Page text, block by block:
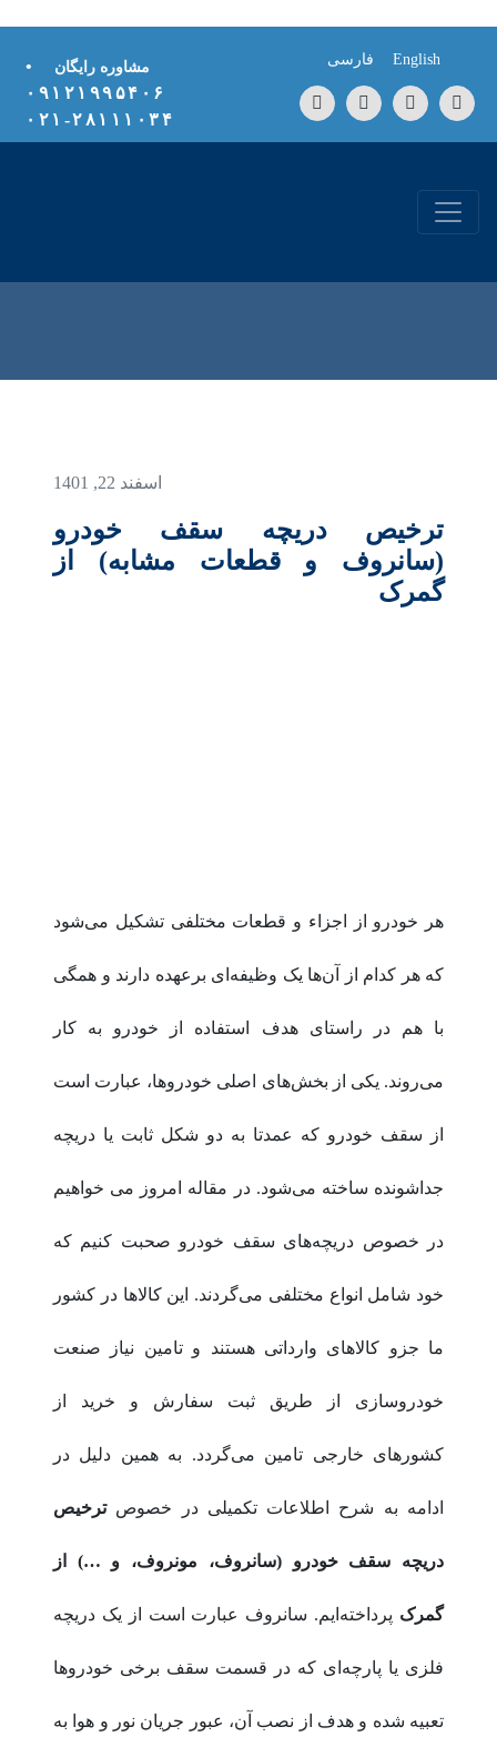
English فارسی مشاوره رایگان
•
۰۹۱۲۱۹۹۵۴۰۶
۲۸۱۱۱۰۳۴-۰۲۱
اسفند 22, 1401
ترخیص دریچه سقف خودرو
(سانروف و قطعات مشابه) از
گمرک
هر خودرو از اجزاء و قطعات مختلفی تشکیل می‌شود
که هر کدام از آن‌ها یک وظیفه‌ای برعهده دارند و همگی
با هم در راستای هدف استفاده از خودرو به کار
می‌روند. یکی از بخش‌های اصلی خودروها، عبارت است
از سقف خودرو که عمدتا به دو شکل ثابت یا دریچه
جداشونده ساخته می‌شود. در مقاله امروز می خواهیم
در خصوص دریچه‌های سقف خودرو صحبت کنیم که
خود شامل انواع مختلفی می‌گردند. این کالاها در کشور
ما جزو کالاهای وارداتی هستند و تامین نیاز صنعت
خودروسازی از طریق ثبت سفارش و خرید از
کشورهای خارجی تامین می‌گردد. به همین دلیل در
ادامه به شرح اطلاعات تکمیلی در خصوصترخیص
دریچه سقف خودرو (سانروف، مونروف، و …) از
گمرک پرداخته‌ایم. سانروف‌ عبارت است از یک دریچه
فلزی یا پارچه‌ای که در قسمت سقف برخی خودروها
تعبیه شده و هدف از نصب آن، عبور جریان نور و هوا به